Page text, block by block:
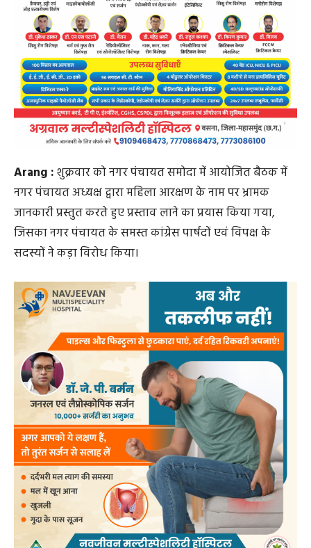
विपक्ष के पार्षदों ने स्पष्ट रूप से कहा कि महिला आरक्षण से
संबंधित कानून वर्ष 2023 में ही पारित हो चुका है, लेकिन आज
तक इसे देश में लागू नहीं किया गया है। इसके बावजूद भारतीय
नेतृत्व में, महिलाओं को गुमराह करने का कार्य कर रहे हैं।